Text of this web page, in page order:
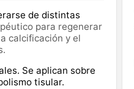
de distintas
para regenerar
calcificación y el
Se aplican sobre
tisular.